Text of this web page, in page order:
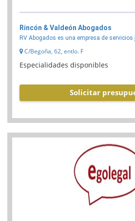
Rincón & Valdeón Abogados
RV Abogados es una empresa de servicios
C/Begoña, 62, entlo. F
Especialidades disponibles
Solicitar